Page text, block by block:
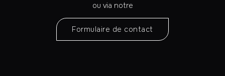
ou via notre
Formulaire de contact